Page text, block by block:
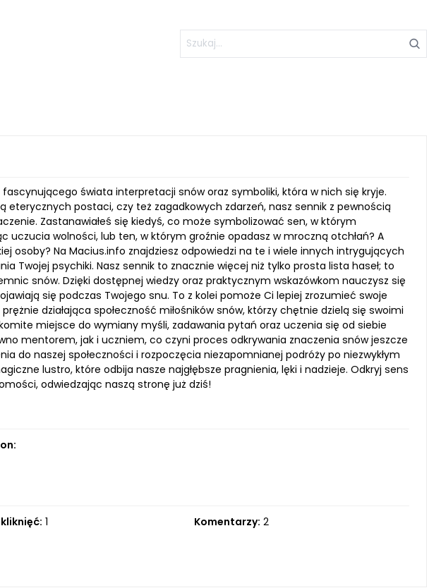
świata interpretacji snów oraz symboliki, która w nich się kryje.
eterycznych postaci, czy też zagadkowych zdarzeń, nasz sennik z pewnością
Zastanawiałeś się kiedyś, co może symbolizować sen, w którym
uczucia wolności, lub ten, w którym groźnie opadasz w mroczną otchłań? A
osoby? Na Macius.info znajdziesz odpowiedzi na te i wiele innych intrygujących
Twojej psychiki. Nasz sennik to znacznie więcej niż tylko prosta lista haseł; to
snów. Dzięki dostępnej wiedzy oraz praktycznym wskazówkom nauczysz się
się podczas Twojego snu. To z kolei pomoże Ci lepiej zrozumieć swoje
działająca społeczność miłośników snów, którzy chętnie dzielą się swoimi
miejsce do wymiany myśli, zadawania pytań oraz uczenia się od siebie
mentorem, jak i uczniem, co czyni proces odkrywania znaczenia snów jeszcze
do naszej społeczności i rozpoczęcia niezapomnianej podróży po niezwykłym
lustro, które odbija nasze najgłębsze pragnienia, lęki i nadzieje. Odkryj sens
odwiedzając naszą stronę już dziś!
1 Komentarzy: 2